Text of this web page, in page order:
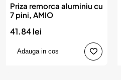
Priza remorca aluminiu cu
7 pini, AMIO
41.84 lei
Adauga in cos